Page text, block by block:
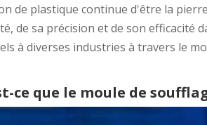
de plastique continue d'être la
de sa précision et de son efficacité
à diverses industries à travers le
ce que le moule de